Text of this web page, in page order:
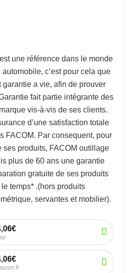
est une référence dans le monde
automobile, c’est pour cela que
garantie a vie, afin de prouver
fait partie intégrante des
vis-à-vis de ses clients.
d’une satisfaction totale
FACOM. Par consequent, pour
ses produits, FACOM outillage
plus de 60 ans une garantie
gratuite de ses produits
temps* .(hors produits
servantes et mobilier).